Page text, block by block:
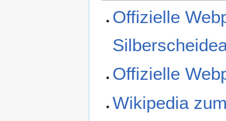
Offizielle
Offizielle
Wikipedia